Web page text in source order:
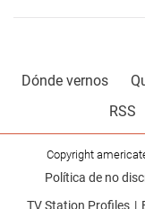
Dónde vernos
RSS
Copyright
Política de no
TV Station Profiles